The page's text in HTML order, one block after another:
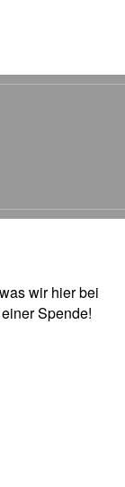
wir hier bei
Spende!